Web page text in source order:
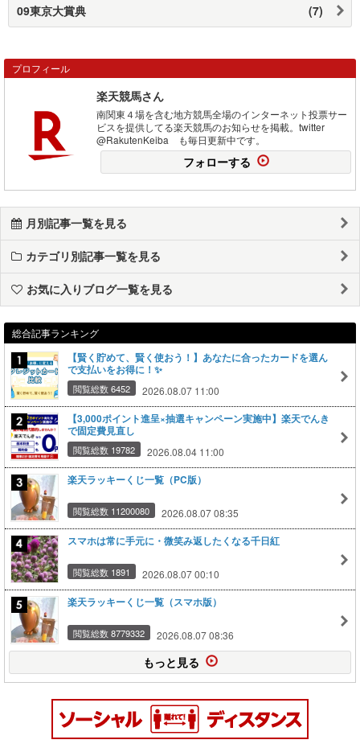
09東京大賞典 (7)
プロフィール
楽天競馬さん
南関東４場を含む地方競馬全場のインターネット投票サー
ビスを提供してる楽天競馬のお知らせを掲載。twitter
@RakutenKeiba も毎日更新中です。
フォローする
月別記事一覧を見る
カテゴリ別記事一覧を見る
お気に入りブログ一覧を見る
総合記事ランキング
【賢く貯めて、賢く使おう！】あなたに合ったカードを選ん
で支払いをお得に！✨
閲覧総数 6452 2026.08.07 11:00
【3,000ポイント進呈×抽選キャンペーン実施中】楽天でんき
で固定費見直し
閲覧総数 19782 2026.08.04 11:00
楽天ラッキーくじ一覧（PC版）
閲覧総数 11200080 2026.08.07 08:35
スマホは常に手元に・微笑み返したくなる千日紅
閲覧総数 1891 2026.08.07 00:10
楽天ラッキーくじ一覧（スマホ版）
閲覧総数 8779332 2026.08.07 08:36
もっと見る